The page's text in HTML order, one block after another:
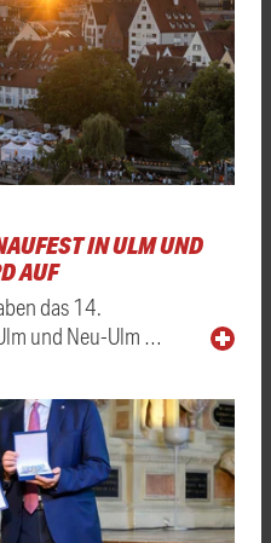
IN ULM UND
AUF
das 14.
und Neu-Ulm …